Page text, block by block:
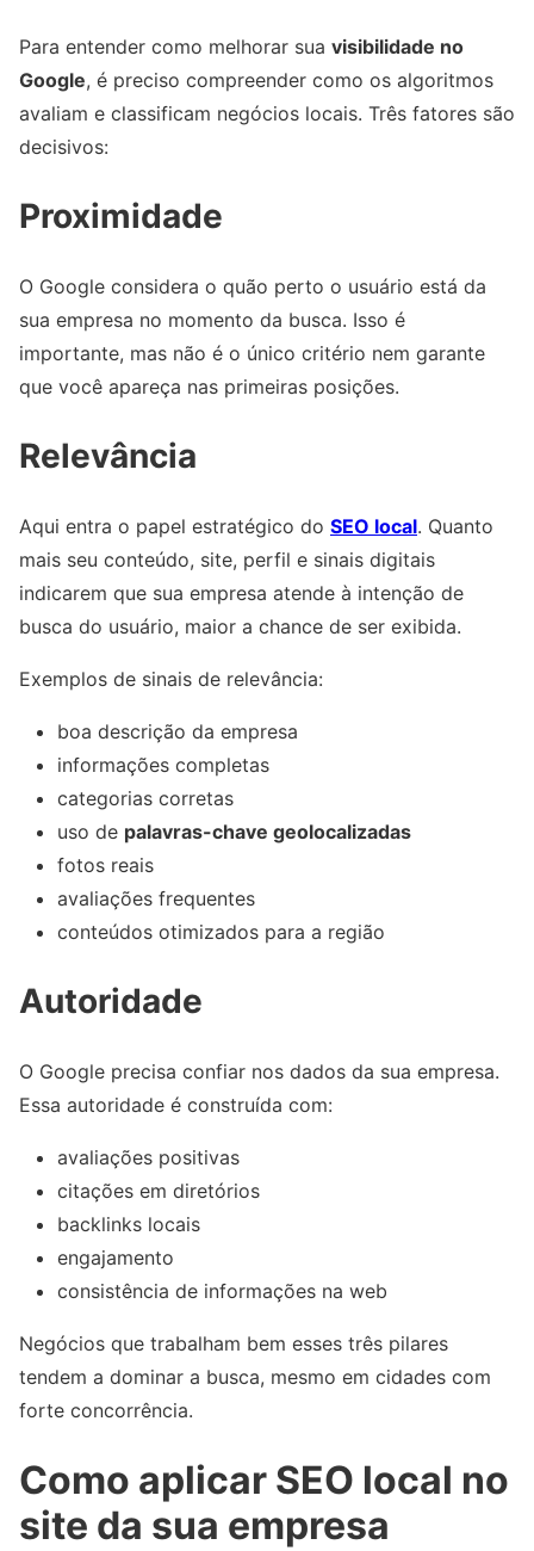
Para entender como melhorar sua visibilidade no
Google, é preciso compreender como os algoritmos
avaliam e classificam negócios locais. Três fatores são
decisivos:
Proximidade
O Google considera o quão perto o usuário está da
sua empresa no momento da busca. Isso é
importante, mas não é o único critério nem garante
que você apareça nas primeiras posições.
Relevância
Aqui entra o papel estratégico do SEO local. Quanto
mais seu conteúdo, site, perfil e sinais digitais
indicarem que sua empresa atende à intenção de
busca do usuário, maior a chance de ser exibida.
Exemplos de sinais de relevância:
boa descrição da empresa
informações completas
categorias corretas
uso de palavras-chave geolocalizadas
fotos reais
avaliações frequentes
conteúdos otimizados para a região
Autoridade
O Google precisa confiar nos dados da sua empresa.
Essa autoridade é construída com:
avaliações positivas
citações em diretórios
backlinks locais
engajamento
consistência de informações na web
Negócios que trabalham bem esses três pilares
tendem a dominar a busca, mesmo em cidades com
forte concorrência.
Como aplicar SEO local no
site da sua empresa